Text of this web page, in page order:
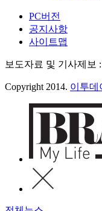
PC버전
공지사항
사이트맵
보도자료 및 기사제보 :
Copyright 2014. 이투데